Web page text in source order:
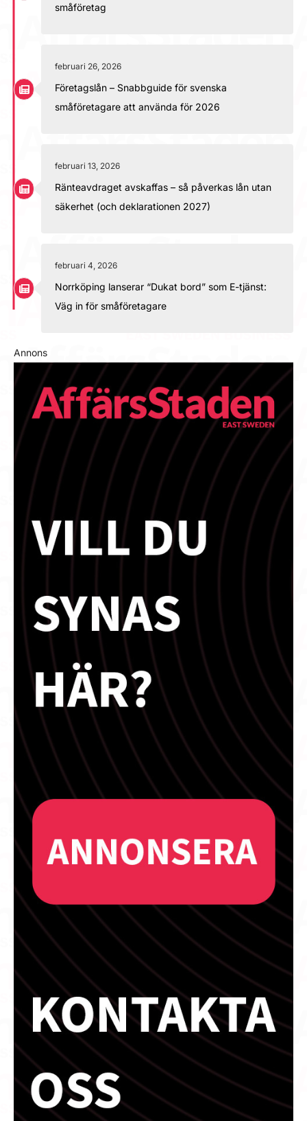
småföretag
februari 26, 2026
Företagslån – Snabbguide för svenska
småföretagare att använda för 2026
februari 13, 2026
Ränteavdraget avskaffas – så påverkas lån utan
säkerhet (och deklarationen 2027)
februari 4, 2026
Norrköping lanserar “Dukat bord” som E-tjänst:
Väg in för småföretagare
Annons